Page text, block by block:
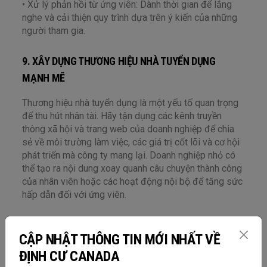
• Xử lý phản hồi từ ứng viên: Dành thời gian để lắng
nghe và cải thiện quy trình dựa trên ý kiến của những
người tham gia.
9. XÂY DỰNG THƯƠNG HIỆU NHÀ TUYỂN DỤNG
MẠNH MẼ
Thương hiệu nhà tuyển dụng là một yếu tố quan trọng
để thu hút nhân tài. Hãy tận dụng các kênh truyền
thông xã hội và trang web của doanh nghiệp để chia
sẻ về môi trường làm việc, các giá trị cốt lõi và cơ hội
phát triển mà công ty mang lại. Doanh nghiệp nhỏ có
thể tạo ra nội dung xoay quanh câu chuyện thành công
của nhân viên hoặc các hoạt động nội bộ để tăng sức
hấp dẫn đối với ứng viên.
Cuối cùng, doanh nghiệp nhỏ cần linh hoạt trong cách
tiếp cận và thích ứng nhanh chóng với các thay đổi
CẬP NHẬT THÔNG TIN MỚI NHẤT VỀ
ĐỊNH CƯ CANADA